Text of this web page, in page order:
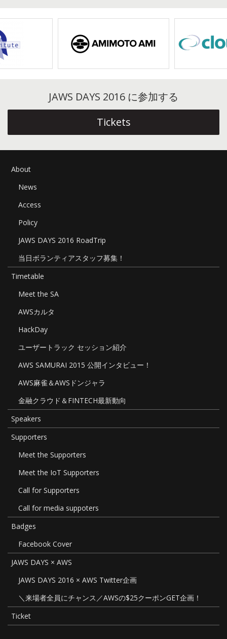
JAWS DAYS 2016 に参加する
Tickets
About
News
Access
Policy
JAWS DAYS 2016 RoadTrip
当日ボランティアスタッフ募集！
Timetable
Meet the SA
AWSカルタ
HackDay
ユーザートラック セッション紹介
AWS SAMURAI 2015 公開インタビュー！
AWS麻雀＆AWSドンジャラ
金融クラウド＆FINTECH最新動向
Speakers
Supporters
Meet the Supporters
Meet the IoT Supporters
Call for Supporters
Call for media suppoters
Badges
Facebook Cover
JAWS DAYS × AWS
JAWS DAYS 2016 × AWS Twitter企画
＼来場者全員にチャンス／AWSの$25クーポンGET企画！
Ticket